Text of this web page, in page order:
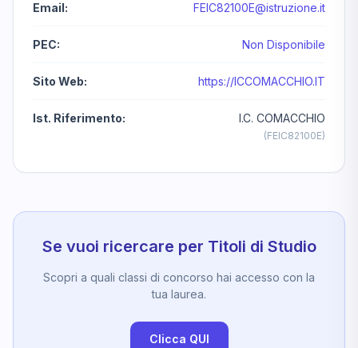
Email: FEIC82100E@istruzione.it
PEC: Non Disponibile
Sito Web: https://ICCOMACCHIO.IT
Ist. Riferimento: I.C. COMACCHIO
(FEIC82100E)
Se vuoi ricercare per Titoli di Studio
Scopri a quali classi di concorso hai accesso con la
tua laurea.
Clicca QUI